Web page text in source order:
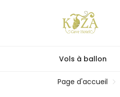
Vols à ballon
Page d'accueil